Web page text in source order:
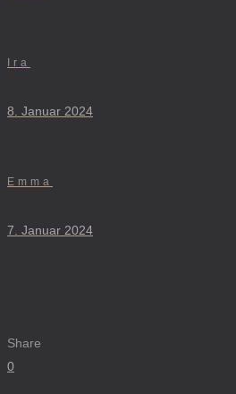
Ira
8. Januar 2024
Emma
7. Januar 2024
Share
0